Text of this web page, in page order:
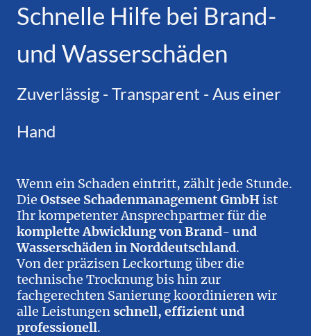
Schnelle Hilfe bei Brand-
und Wasserschäden
Zuverlässig - Transparent - Aus einer
Hand
Wenn ein Schaden eintritt, zählt jede Stunde.
Die Ostsee Schadenmanagement GmbHist
Ihr kompetenter Ansprechpartner für die
komplette Abwicklung von Brand- und
Wasserschäden in Norddeutschland.
Von der präzisen Leckortung über die
technische Trocknung bis hin zur
fachgerechten Sanierung koordinieren wir
alle Leistungen schnell, effizient und
professionell.